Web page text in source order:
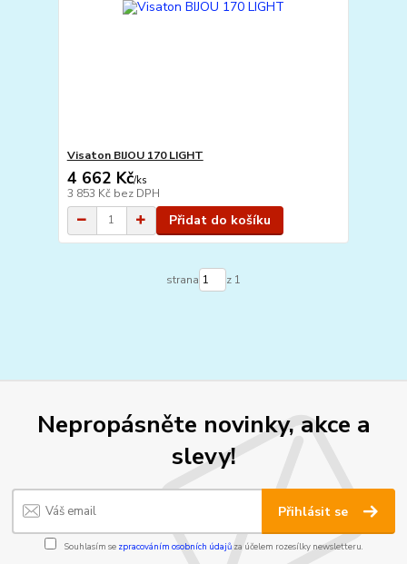
Visaton BIJOU 170 LIGHT
4 662 Kč/ks
3 853 Kč bez DPH
Přidat do košíku
strana z 1
Nepropásněte novinky, akce a
slevy!
Přihlásit se
Souhlasím se zpracováním osobních údajůza účelem rozesílky newsletteru.